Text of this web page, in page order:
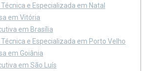
e Especializada em Natal
em Vitória
em Brasília
e Especializada em Porto Velho
em Goiânia
em São Luís